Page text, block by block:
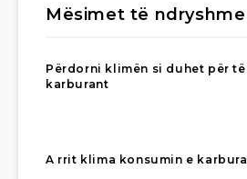
Mësimet të ndryshme
Përdorni klimën si duhet për
karburant
A rrit klima konsumin e